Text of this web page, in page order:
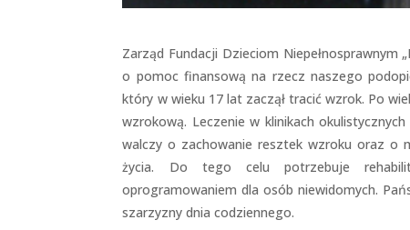
Zarząd Fundacji Dzieciom Niepełnosprawnym
o pomoc finansową na rzecz naszego
który w wieku 17 lat zaczął tracić wzrok. Po
wzrokową. Leczenie w klinikach
walczy o zachowanie resztek wzroku oraz o
życia. Do tego celu potrzebuje
oprogramowaniem dla osób niewidomych.
szarzyzny dnia codziennego.